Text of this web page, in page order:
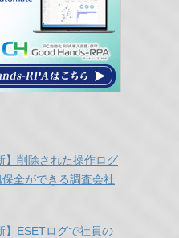
】削除された操作ログ
全ができる調査会社
】ESETログで社員の